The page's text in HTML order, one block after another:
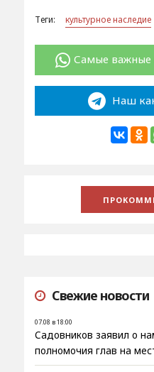
Теги: культурное наследие
Самые важные
Наш
Свежие новости
07.08 в 18:00
Садовников заявил о
полномочия глав на